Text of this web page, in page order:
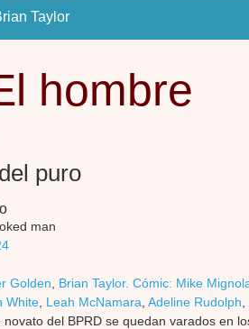
Taylor
hombre
puro
man
Golden
Brian Taylor. Cómic: Mike
White Leah McNamara Adeline Rudolph
del BPRD se quedan varados en